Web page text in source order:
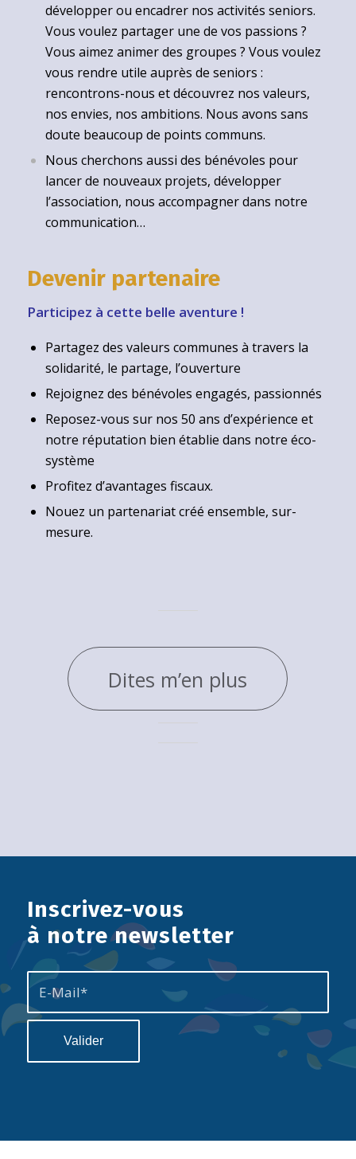
développer ou encadrer nos activités seniors.
Vous voulez partager une de vos passions ?
Vous aimez animer des groupes ? Vous voulez
vous rendre utile auprès de seniors :
rencontrons-nous et découvrez nos valeurs,
nos envies, nos ambitions. Nous avons sans
doute beaucoup de points communs.
Nous cherchons aussi des bénévoles pour
lancer de nouveaux projets, développer
l’association, nous accompagner dans notre
communication…
Devenir partenaire
Participez à cette belle aventure !
Partagez des valeurs communes à travers la
solidarité, le partage, l’ouverture
Rejoignez des bénévoles engagés, passionnés
Reposez-vous sur nos 50 ans d’expérience et
notre réputation bien établie dans notre éco-
système
Profitez d’avantages fiscaux.
Nouez un partenariat créé ensemble, sur-
mesure.
Dites m’en plus
Inscrivez-vous
à notre newsletter